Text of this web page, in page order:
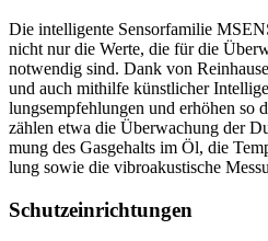
Die intel­li­gente Sensor­fa­milie
nicht nur die Werte, die für die
notwendig sind. Dank von
und auch mithilfe künst­li­cher
lungs­emp­feh­lungen und erhöhen so
zählen etwa die Über­wa­chung der
mung des Gasge­halts im Öl, die
lung sowie die vibro­akus­ti­sche
Schutz­ein­rich­tungen